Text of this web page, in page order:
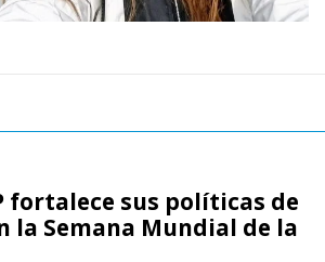
fortalece sus políticas de
la Semana Mundial de la